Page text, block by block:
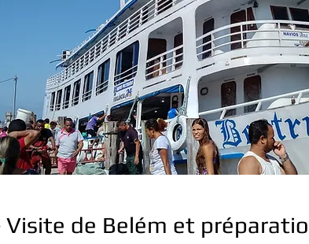
Visite de Belém et